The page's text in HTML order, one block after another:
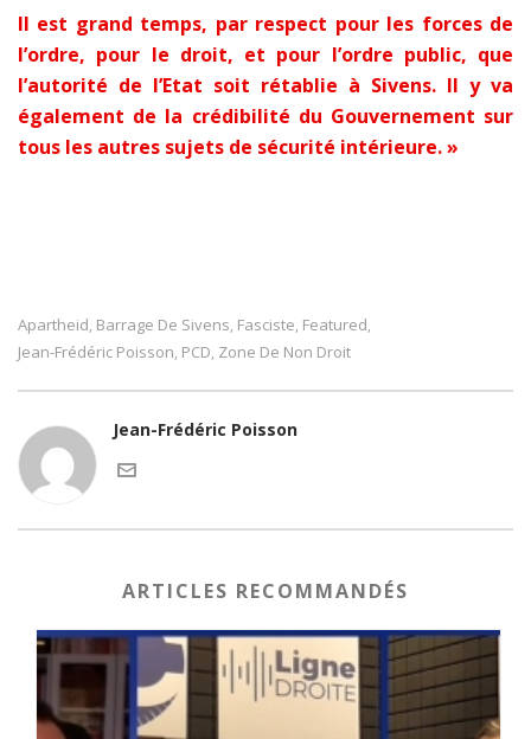
Il est grand temps, par respect pour les forces de
l’ordre, pour le droit, et pour l’ordre public, que
l’autorité de l’Etat soit rétablie à Sivens. Il y va
également de la crédibilité du Gouvernement sur
tous les autres sujets de sécurité intérieure. »
Apartheid, Barrage De Sivens, Fasciste, Featured,
Jean-Frédéric Poisson, PCD, Zone De Non Droit
Jean-Frédéric Poisson
ARTICLES RECOMMANDÉS